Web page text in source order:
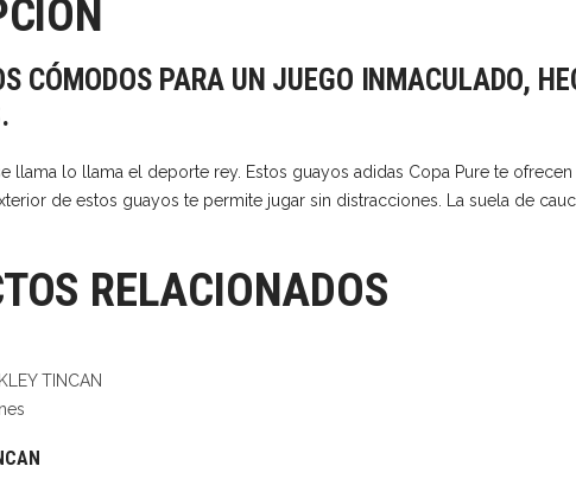
CÓMODOS PARA UN JUEGO INMACULADO,
llama lo llama el deporte rey. Estos guayos adidas Copa Pure te
de estos guayos te permite jugar sin distracciones. La suela de
RELACIONADOS